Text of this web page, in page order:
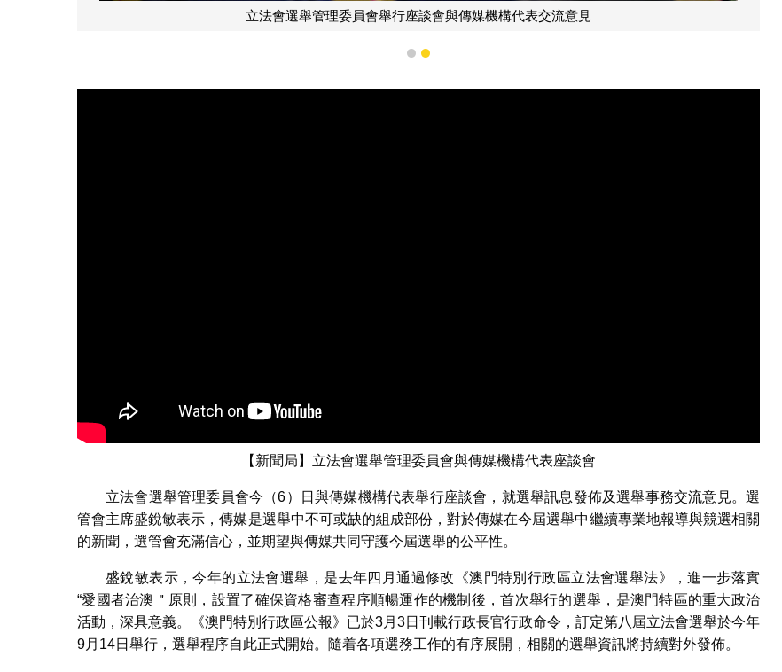
立法會選舉管理委員會舉行座談會與傳媒機構代表交流意見
1 2
【新聞局】立法會選舉管理委員會與傳媒機構代表座談會
立法會選舉管理委員會今（6）日與傳媒機構代表舉行座談會，就選舉訊息發佈及選舉事務交流意見。選
管會主席盛銳敏表示，傳媒是選舉中不可或缺的組成部份，對於傳媒在今屆選舉中繼續專業地報導與競選相關
的新聞，選管會充滿信心，並期望與傳媒共同守護今屆選舉的公平性。
盛銳敏表示，今年的立法會選舉，是去年四月通過修改《澳門特別行政區立法會選舉法》，進一步落實
“愛國者治澳＂原則，設置了確保資格審查程序順暢運作的機制後，首次舉行的選舉，是澳門特區的重大政治
活動，深具意義。《澳門特別行政區公報》已於3月3日刊載行政長官行政命令，訂定第八屆立法會選舉於今年
9月14日舉行，選舉程序自此正式開始。隨着各項選務工作的有序展開，相關的選舉資訊將持續對外發佈。